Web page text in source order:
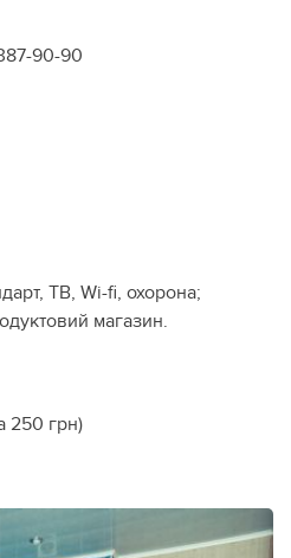
90-90
ТВ, Wi-fi, охорона;
магазин.
250 грн)